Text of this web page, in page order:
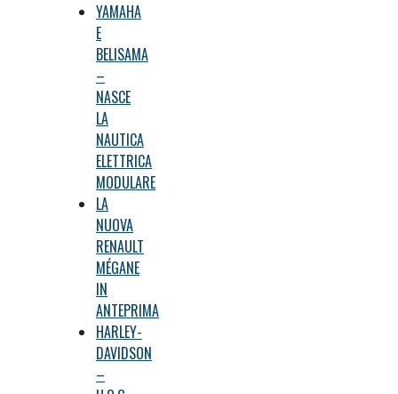
YAMAHA
E
BELISAMA
–
NASCE
LA
NAUTICA
ELETTRICA
MODULARE
LA
NUOVA
RENAULT
MÉGANE
IN
ANTEPRIMA
HARLEY-
DAVIDSON
–